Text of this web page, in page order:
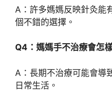
A：許多媽媽反映針灸能
個不錯的選擇。
Q4：媽媽手不治療會怎
A：長期不治療可能會導
日常生活。